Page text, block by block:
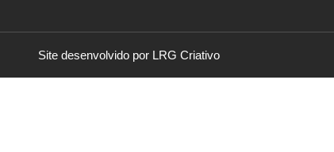
Site desenvolvido por LRG Criativo